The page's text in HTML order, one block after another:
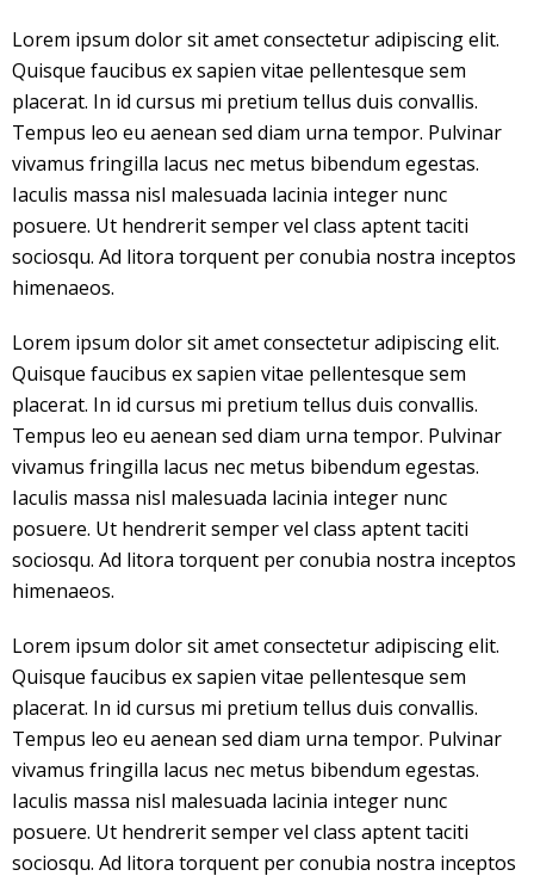
Lorem ipsum dolor sit amet consectetur adipiscing elit.
Quisque faucibus ex sapien vitae pellentesque sem
placerat. In id cursus mi pretium tellus duis convallis.
Tempus leo eu aenean sed diam urna tempor. Pulvinar
vivamus fringilla lacus nec metus bibendum egestas.
Iaculis massa nisl malesuada lacinia integer nunc
posuere. Ut hendrerit semper vel class aptent taciti
sociosqu. Ad litora torquent per conubia nostra inceptos
himenaeos.
Lorem ipsum dolor sit amet consectetur adipiscing elit.
Quisque faucibus ex sapien vitae pellentesque sem
placerat. In id cursus mi pretium tellus duis convallis.
Tempus leo eu aenean sed diam urna tempor. Pulvinar
vivamus fringilla lacus nec metus bibendum egestas.
Iaculis massa nisl malesuada lacinia integer nunc
posuere. Ut hendrerit semper vel class aptent taciti
sociosqu. Ad litora torquent per conubia nostra inceptos
himenaeos.
Lorem ipsum dolor sit amet consectetur adipiscing elit.
Quisque faucibus ex sapien vitae pellentesque sem
placerat. In id cursus mi pretium tellus duis convallis.
Tempus leo eu aenean sed diam urna tempor. Pulvinar
vivamus fringilla lacus nec metus bibendum egestas.
Iaculis massa nisl malesuada lacinia integer nunc
posuere. Ut hendrerit semper vel class aptent taciti
sociosqu. Ad litora torquent per conubia nostra inceptos